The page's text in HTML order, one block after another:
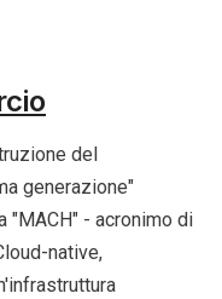
del
generazione"
"MACH" - acronimo di
native,